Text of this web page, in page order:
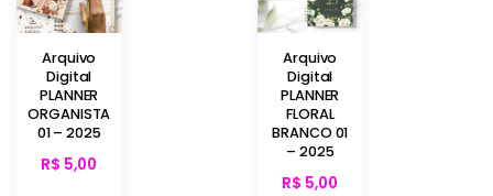
Arquivo
Digital
PLANNER
ORGANISTA
01 – 2025
R$ 5,00
Arquivo
Digital
PLANNER
FLORAL
BRANCO 01
– 2025
R$ 5,00